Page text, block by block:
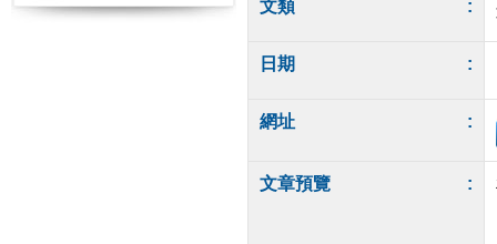
文類 :
日期 :
網址 :
文章預覽 :